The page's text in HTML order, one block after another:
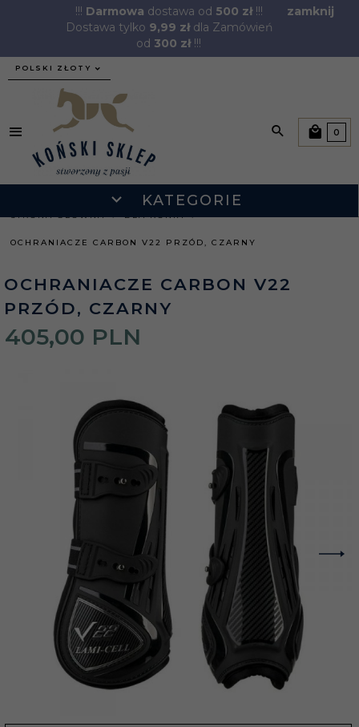
!!! Darmowa dostawa od 500 zł!!!
Dostawa tylko 9,99 złdla Zamówień
od 300 zł!!!
zamknij
currency_h
POLSKI ZŁOTY
KATEGORIE
0
STRONA GŁÓWNA DLA KONIA
OCHRANIACZE CARBON V22 PRZÓD, CZARNY
OCHRANIACZE CARBON V22
PRZÓD, CZARNY
405,00 PLN